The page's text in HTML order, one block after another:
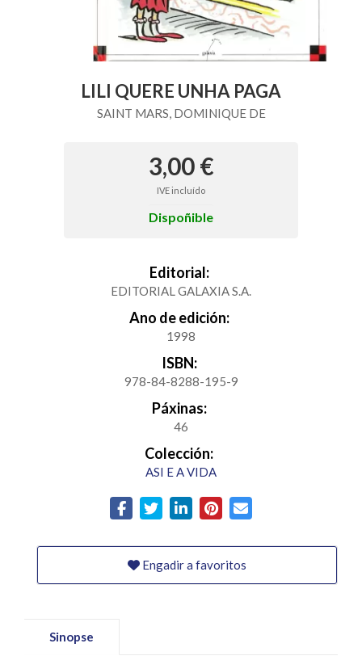
LILI QUERE UNHA PAGA
SAINT MARS, DOMINIQUE DE
3,00 €
IVE incluído
Dispoñible
Editorial:
EDITORIAL GALAXIA S.A.
Ano de edición:
1998
ISBN:
978-84-8288-195-9
Páxinas:
46
Colección:
ASI E A VIDA
Engadir a favoritos
Sinopse